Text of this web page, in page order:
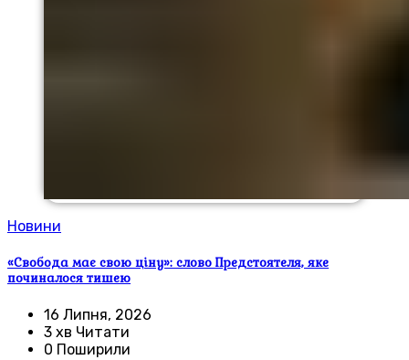
Новини
«Свобода має свою ціну»: слово Предстоятеля, яке
починалося тишею
16 Липня, 2026
3 хв Читати
0 Поширили